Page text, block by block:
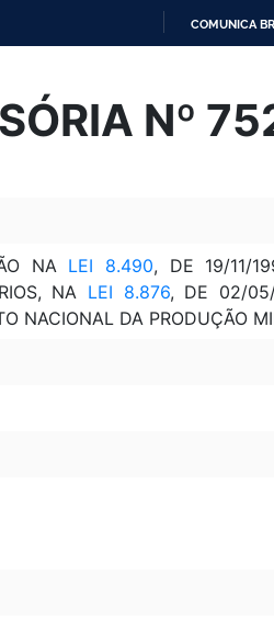
O
COMUNICA BR
Nº
NA LEI 8.490, DE 19/11/
NA LEI 8.876, DE 02/05/
NACIONAL DA PRODUÇÃO